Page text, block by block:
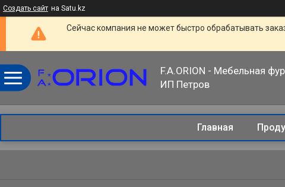
Создать сайт на Satu.kz
Сейчас компания не может быстро обрабатывать
F.A.ORION - Мебельная
ИП Петров
Главная